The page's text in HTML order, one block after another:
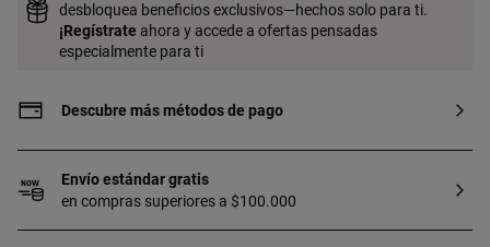
desbloquea beneficios exclusivos—hechos solo para ti.
¡Regístrate ahora y accede a ofertas pensadas
especialmente para ti
Descubre más métodos de pago
Envío estándar gratis
en compras superiores a $100.000